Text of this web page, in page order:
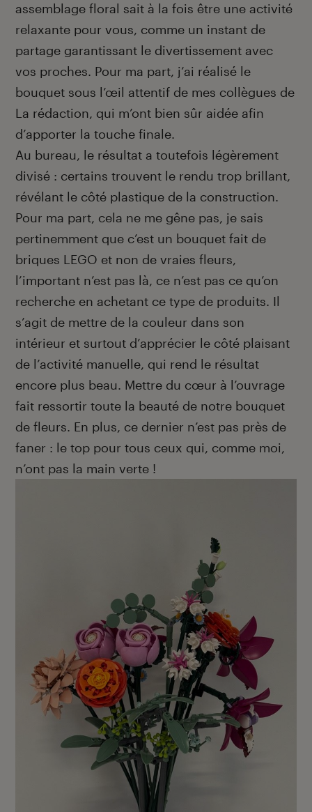
assemblage floral sait à la fois être une activité
relaxante pour vous, comme un instant de
partage garantissant le divertissement avec
vos proches. Pour ma part, j’ai réalisé le
bouquet sous l’œil attentif de mes collègues de
La rédaction, qui m’ont bien sûr aidée afin
d’apporter la touche finale.
Au bureau, le résultat a toutefois légèrement
divisé : certains trouvent le rendu trop brillant,
révélant le côté plastique de la construction.
Pour ma part, cela ne me gêne pas, je sais
pertinemment que c’est un bouquet fait de
briques LEGO et non de vraies fleurs,
l’important n’est pas là, ce n’est pas ce qu’on
recherche en achetant ce type de produits. Il
s’agit de mettre de la couleur dans son
intérieur et surtout d’apprécier le côté plaisant
de l’activité manuelle, qui rend le résultat
encore plus beau. Mettre du cœur à l’ouvrage
fait ressortir toute la beauté de notre bouquet
de fleurs. En plus, ce dernier n’est pas près de
faner : le top pour tous ceux qui, comme moi,
n’ont pas la main verte !